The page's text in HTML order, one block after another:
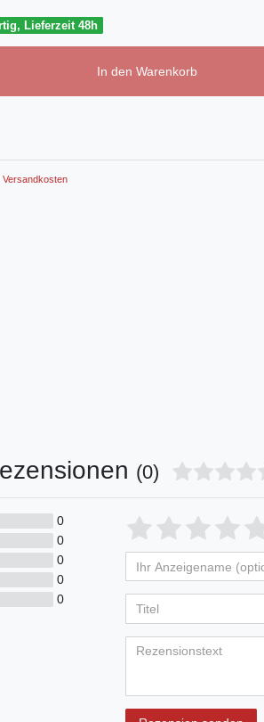
Lieferzeit 48h
In den Warenkorb
Versandkosten
(0)
0
0
0
0
0